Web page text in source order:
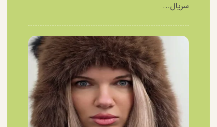
سریال...